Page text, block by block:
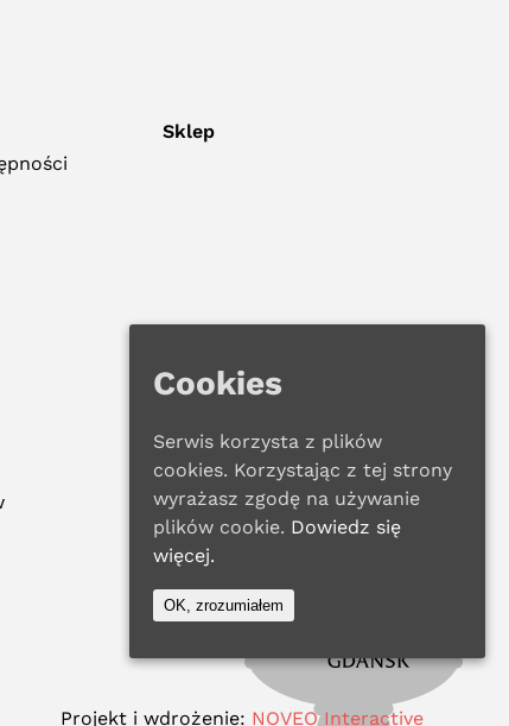
Sklep
Projekt i wdrożenie: NOVEO Interactive
Cookies
Serwis korzysta z plików
cookies. Korzystając z tej strony
wyrażasz zgodę na używanie
plików cookie. Dowiedz się
więcej.
OK, zrozumiałem